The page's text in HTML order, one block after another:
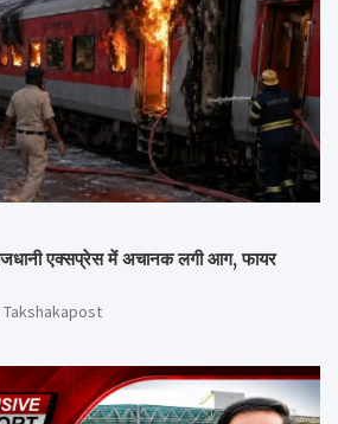
एक्सप्रेस में अचानक लगी आग, फायर
Takshakapost